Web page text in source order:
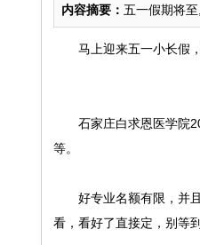
内容摘要： 五一假期将
马上迎来五一小长假
石家庄白求恩医学院
等。
好专业名额有限，并
看，看好了直接定，别等